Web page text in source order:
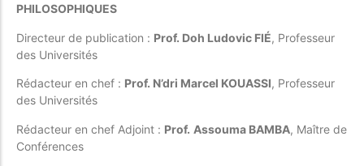
PHILOSOPHIQUES
Directeur de publication : Prof. Doh Ludovic FIÉ, Professeur
des Universités
Rédacteur en chef : Prof. N’dri Marcel KOUASSI, Professeur
des Universités
Rédacteur en chef Adjoint : Prof. Assouma BAMBA, Maître de
Conférences